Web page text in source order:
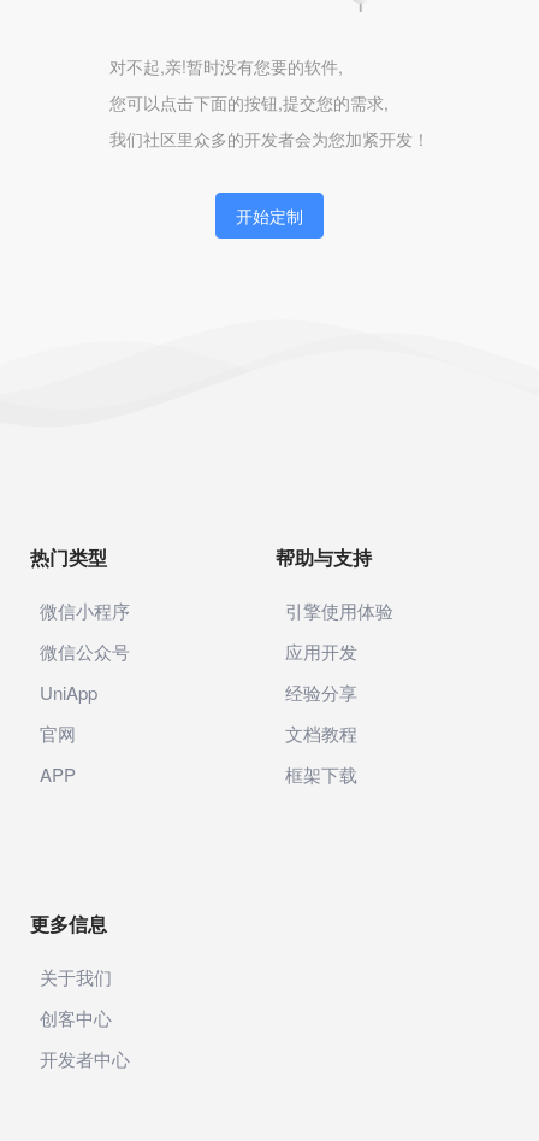
对不起,亲!暂时没有您要的软件,
您可以点击下面的按钮,提交您的需求,
我们社区里众多的开发者会为您加紧开发！
开始定制
热门类型
微信小程序
微信公众号
UniApp
官网
APP
帮助与支持
引擎使用体验
应用开发
经验分享
文档教程
框架下载
更多信息
关于我们
创客中心
开发者中心